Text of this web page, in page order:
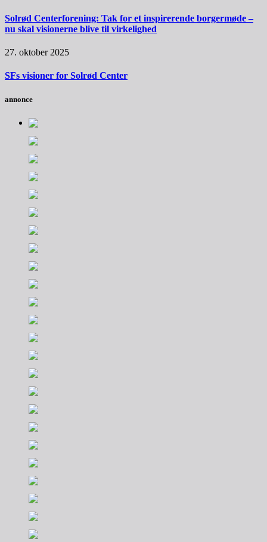
Solrød Centerforening: Tak for et inspirerende borgermøde –
nu skal visionerne blive til virkelighed
27. oktober 2025
SFs visioner for Solrød Center
annonce